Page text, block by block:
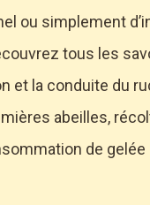
ou simplement
tous les
et la conduite du
abeilles,
de